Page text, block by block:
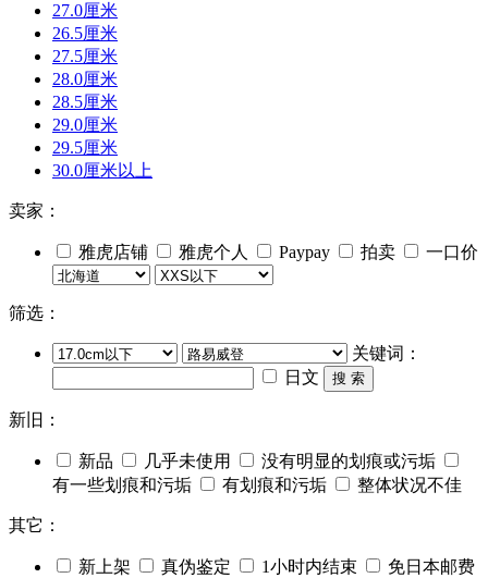
27.0厘米
26.5厘米
27.5厘米
28.0厘米
28.5厘米
29.0厘米
29.5厘米
30.0厘米以上
卖家：
雅虎店铺 雅虎个人 Paypay 拍卖 一口价
筛选：
关键词：
日文
搜 索
新旧：
新品 几乎未使用
没有明显的划痕或污垢
有一些划痕和污垢
有划痕和污垢 整体状况不佳
其它：
新上架 真伪鉴定 1小时内结束
免日本邮费